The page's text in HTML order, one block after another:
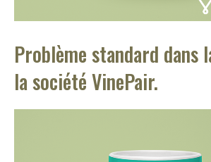
Problème standard dans
la société VinePair.